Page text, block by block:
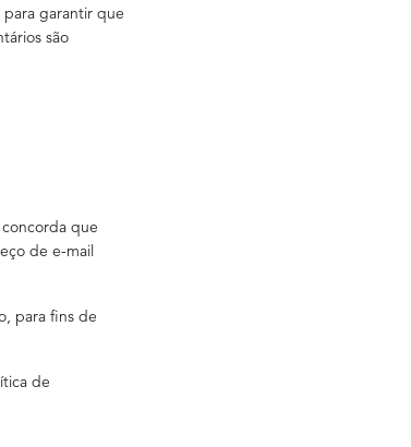
para garantir que
são
que
de e-mail
para fins de
de